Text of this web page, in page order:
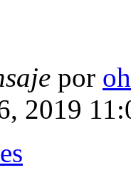
por
2019